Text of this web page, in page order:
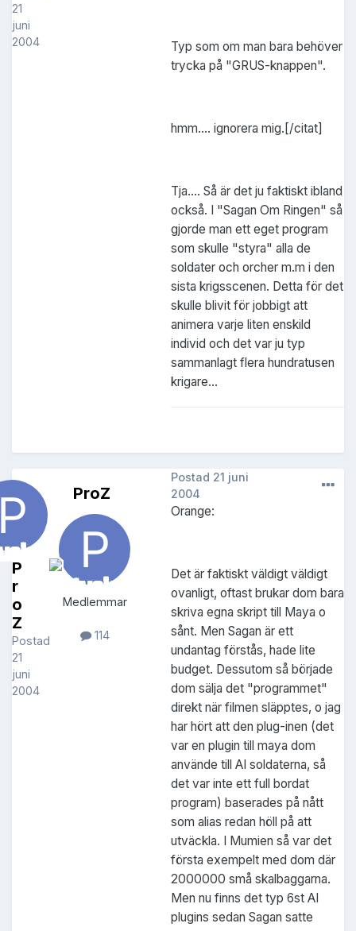
21
juni
2004
Typ som om man bara behöver
trycka på "GRUS-knappen".
hmm.... ignorera mig.[/citat]
Tja.... Så är det ju faktiskt ibland
också. I "Sagan Om Ringen" så
gjorde man ett eget program
som skulle "styra" alla de
soldater och orcher m.m i den
sista krigsscenen. Detta för det
skulle blivit för jobbigt att
animera varje liten enskild
individ och det var ju typ
sammanlagt flera hundratusen
krigare...
P
r
o
Z
Postad
21
juni
2004
ProZ
Medlemmar
114
Postad 21 juni
2004
Orange:
Det är faktiskt väldigt väldigt
ovanligt, oftast brukar dom bara
skriva egna skript till Maya o
sånt. Men Sagan är ett
undantag förstås, hade lite
budget. Dessutom så började
dom sälja det "programmet"
direkt när filmen släpptes, o jag
har hört att den plug-inen (det
var en plugin till maya dom
använde till AI soldaterna, så
det var inte ett full bordat
program) baserades på nått
som alias redan höll på att
utväckla. I Mumien så var det
första exempelt med dom där
2000000 små skalbaggarna.
Men nu finns det typ 6st AI
plugins sedan Sagan satte